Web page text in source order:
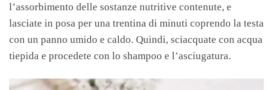
l’assorbimento delle sostanze nutritive contenute, e
lasciate in posa per una trentina di minuti coprendo la testa
con un panno umido e caldo. Quindi, sciacquate con acqua
tiepida e procedete con lo shampoo e l’asciugatura.